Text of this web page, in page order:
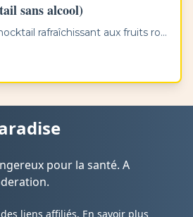
sans alcool)
rafraîchissant aux fruits ro...
pour la santé. A
liens affiliés. En savoir plus